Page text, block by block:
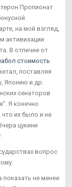
Пропионат
на мой взгляд,
активизации
В отличие от
стоимость
поставляя
Японию и др.
сенаторов
Я конечно
что их было и не
цукини
вопрос
показать не менее